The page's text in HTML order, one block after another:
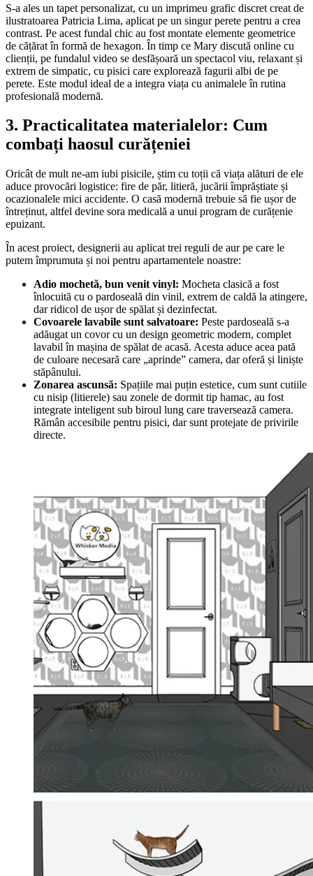
S-a ales un tapet personalizat, cu un imprimeu grafic discret creat de
ilustratoarea Patricia Lima, aplicat pe un singur perete pentru a crea
contrast. Pe acest fundal chic au fost montate elemente geometrice
de cățărat în formă de hexagon. În timp ce Mary discută online cu
clienții, pe fundalul video se desfășoară un spectacol viu, relaxant și
extrem de simpatic, cu pisici care explorează fagurii albi de pe
perete. Este modul ideal de a integra viața cu animalele în rutina
profesională modernă.
3. Practicalitatea materialelor: Cum
combați haosul curățeniei
Oricât de mult ne-am iubi pisicile, știm cu toții că viața alături de ele
aduce provocări logistice: fire de păr, litieră, jucării împrăștiate și
ocazionalele mici accidente. O casă modernă trebuie să fie ușor de
întreținut, altfel devine sora medicală a unui program de curățenie
epuizant.
În acest proiect, designerii au aplicat trei reguli de aur pe care le
putem împrumuta și noi pentru apartamentele noastre:
Adio mochetă, bun venit vinyl: Mocheta clasică a fost
înlocuită cu o pardoseală din vinil, extrem de caldă la atingere,
dar ridicol de ușor de spălat și dezinfectat.
Covoarele lavabile sunt salvatoare: Peste pardoseală s-a
adăugat un covor cu un design geometric modern, complet
lavabil în mașina de spălat de acasă. Acesta aduce acea pată
de culoare necesară care „aprinde” camera, dar oferă și liniște
stăpânului.
Zonarea ascunsă: Spațiile mai puțin estetice, cum sunt cutiile
cu nisip (litierele) sau zonele de dormit tip hamac, au fost
integrate inteligent sub biroul lung care traversează camera.
Rămân accesibile pentru pisici, dar sunt protejate de privirile
directe.